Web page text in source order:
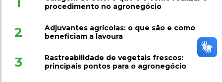
procedimento no agronegócio
2
Adjuvantes agrícolas: o que são e como
beneficiam a lavoura
3
Rastreabilidade de vegetais frescos:
principais pontos para o agronegócio